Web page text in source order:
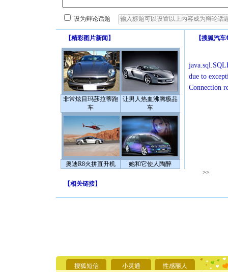
设为辩论话题
【精彩图片新闻 】
非常炫目玛莎拉蒂跑
车
让男人热血沸腾极品
车
奥迪R8火拼直升机 她和它使人陶醉
【搜狐汽车
due to
Connection
>>
【相关链接】
搜狐短信 小灵通 性感丽人
要平安！
[圣诞节]